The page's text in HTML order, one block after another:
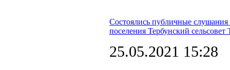
Состоялись публичные слушания
поселения Тербунский
25.05.2021 15:28